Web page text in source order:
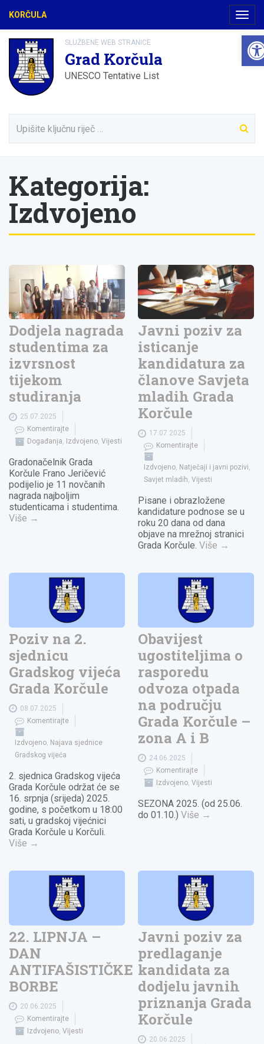
KORČULA
SLUŽBENE WEB STRANICE
Grad Korčula
UNESCO Tentative List
Kategorija:
Izdvojeno
Dodjela nagrada
studentima za
izvrsnost
tijekom
studiranja
25.07.2025
Komentirajte
Događanja, Izdvojeno, Vijesti
Gradonačelnik Grada
Korčule Frano Jeričević
podijelio je 11 novčanih
nagrada najboljim
studenticama i studentima.
Više →
Javni poziv za
isticanje
kandidatura za
članove Savjeta
mladih Grada
Korčule
17.07.2025
Komentirajte
Izdvojeno, Natječaji i javni pozivi,
Savjet mladih,Vijesti
Pisane i obrazložene
kandidature podnose se u
roku 20 dana od dana
objave na mrežnoj stranici
Grada Korčule.Više →
Poziv na 2.
sjednicu
Gradskog vijeća
Grada Korčule
08.07.2025
Komentirajte
Izdvojeno Najava sjednice
Gradskog vijeća
2. sjednica Gradskog vijeća
Grada Korčule održat će se
16. srpnja (srijeda) 2025.
godine, s početkom u 18:00
sati, u gradskoj vijećnici
Grada Korčule u Korčuli.
Više →
Obavijest
ugostiteljima o
rasporedu
odvoza otpada
na području
Grada Korčule –
zona A i B
24.06.2025
Komentirajte
Izdvojeno ,Vijesti
SEZONA 2025. (od 25.06.
do 01.10.)Više →
22. LIPNJA –
DAN
ANTIFAŠISTIČKE
BORBE
20.06.2025
Komentirajte
Izdvojeno Vijesti
Javni poziv za
predlaganje
kandidata za
dodjelu javnih
priznanja Grada
Korčule
20.06.2025